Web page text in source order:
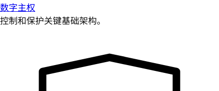
数字主权
控制和保护关键基础架构。